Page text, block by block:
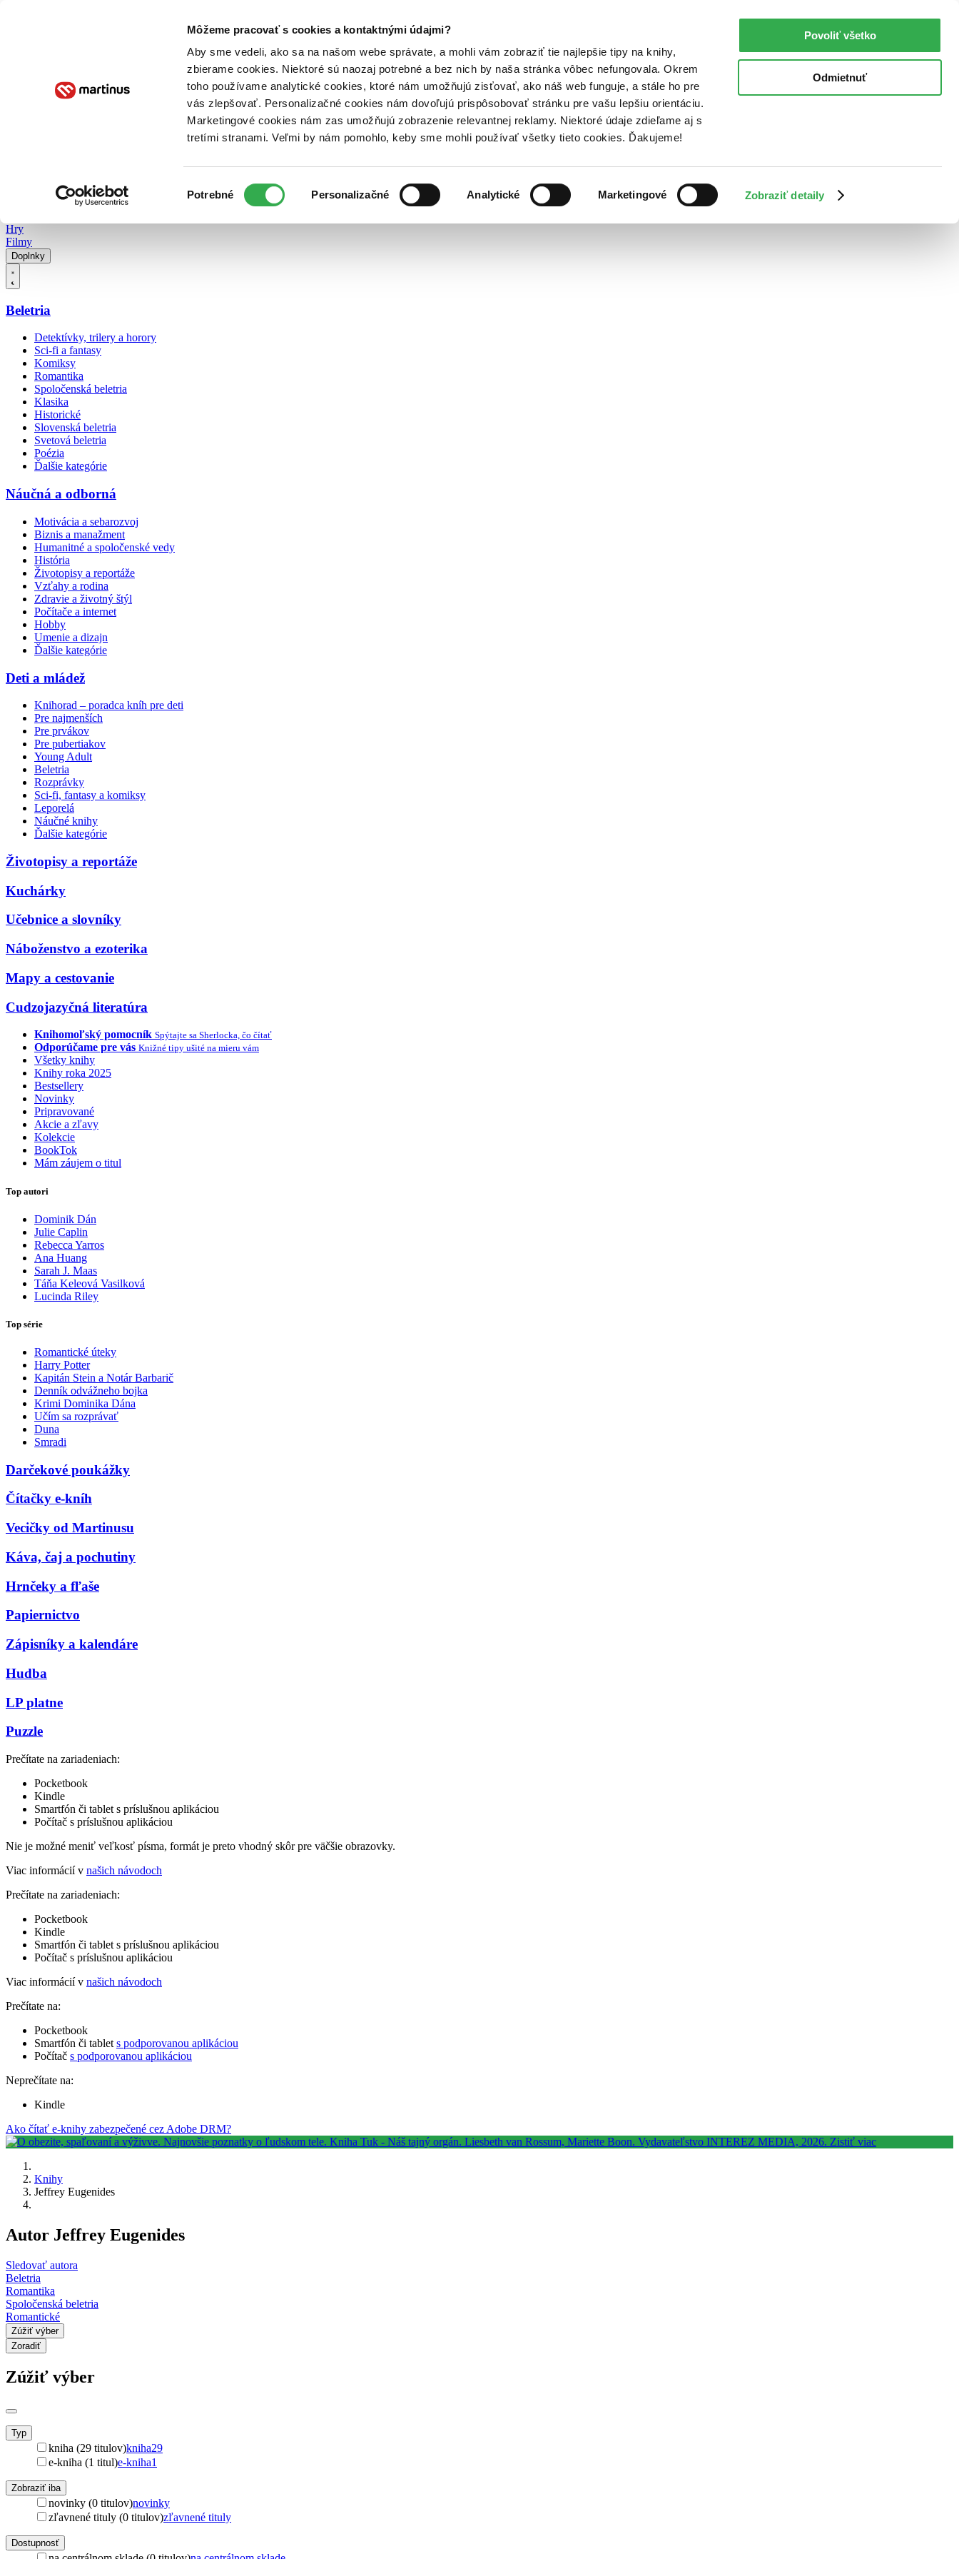
Môžeme pracovať s cookies a kontaktnými údajmi?
Aby sme vedeli, ako sa na našom webe správate, a mohli vám zobraziť tie najlepšie tipy na knihy,
zbierame cookies. Niektoré sú naozaj potrebné a bez nich by naša stránka vôbec nefungovala. Okrem
toho používame analytické cookies, ktoré nám umožňujú zisťovať, ako náš web funguje, a stále ho pre
vás zlepšovať. Personalizačné cookies nám dovoľujú prispôsobovať stránku pre vašu lepšiu orientáciu.
Marketingové cookies nám zas umožňujú zobrazenie relevantnej reklamy. Niektoré údaje zdieľame aj s
tretími stranami. Veľmi by nám pomohlo, keby sme mohli používať všetky tieto cookies. Ďakujeme!
súhlasu
Potrebné Personalizačné Analytické Marketingové Zobraziť detaily
Povoliť všetko
Odmietnuť
Poukážky Kontakt
Hry
Filmy
Doplnky
Beletria
Detektívky, trilery a horory
Sci-fi a fantasy
Komiksy
Romantika
Spoločenská beletria
Klasika
Historické
Slovenská beletria
Svetová beletria
Poézia
Ďalšie kategórie
Náučná a odborná
Motivácia a sebarozvoj
Biznis a manažment
Humanitné a spoločenské vedy
História
Životopisy a reportáže
Vzťahy a rodina
Zdravie a životný štýl
Počítače a internet
Hobby
Umenie a dizajn
Ďalšie kategórie
Deti a mládež
Knihorad – poradca kníh pre deti
Pre najmenších
Pre prvákov
Pre pubertiakov
Young Adult
Beletria
Rozprávky
Sci-fi, fantasy a komiksy
Leporelá
Náučné knihy
Ďalšie kategórie
Životopisy a reportáže
Kuchárky
Učebnice a slovníky
Náboženstvo a ezoterika
Mapy a cestovanie
Cudzojazyčná literatúra
Knihomoľský pomocník Spýtajte sa Sherlocka, čo čítať
Odporúčame pre vás Knižné tipy ušité na mieru vám
Všetky knihy
Knihy roka 2025
Bestsellery
Novinky
Pripravované
Akcie a zľavy
Kolekcie
BookTok
Mám záujem o titul
Top autori
Dominik Dán
Julie Caplin
Rebecca Yarros
Ana Huang
Sarah J. Maas
Táňa Keleová Vasilková
Lucinda Riley
Top série
Romantické úteky
Harry Potter
Kapitán Stein a Notár Barbarič
Denník odvážneho bojka
Krimi Dominika Dána
Učím sa rozprávať
Duna
Smradi
Darčekové poukážky
Čítačky e-kníh
Vecičky od Martinusu
Káva, čaj a pochutiny
Hrnčeky a fľaše
Papiernictvo
Zápisníky a kalendáre
Hudba
LP platne
Puzzle
Prečítate na zariadeniach:
Pocketbook
Kindle
Smartfón či tablet s príslušnou aplikáciou
Počítač s príslušnou aplikáciou
Nie je možné meniť veľkosť písma, formát je preto vhodný skôr pre väčšie obrazovky.
Viac informácií v našich návodoch
Prečítate na zariadeniach:
Pocketbook
Kindle
Smartfón či tablet s príslušnou aplikáciou
Počítač s príslušnou aplikáciou
Viac informácií v našich návodoch
Prečítate na:
Pocketbook
Smartfón či tablet s podporovanou aplikáciou
Počítač s podporovanou aplikáciou
Neprečítate na:
Kindle
Ako čítať e-knihy zabezpečené cez Adobe DRM?
Knihy
Jeffrey Eugenides
Autor Jeffrey Eugenides
Sledovať autora
Beletria
Romantika
Spoločenská beletria
Romantické
Zúžiť výber
Zoradiť
Zúžiť výber
Typ
kniha (29 titulov)kniha29
e-kniha (1 titul)e-kniha1
Zobraziť iba
novinky (0 titulov)novinky
zľavnené tituly (0 titulov)zľavnené tituly
Dostupnosť